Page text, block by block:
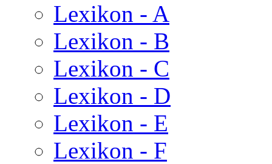
Lexikon - A
Lexikon - B
Lexikon - C
Lexikon - D
Lexikon - E
Lexikon - F